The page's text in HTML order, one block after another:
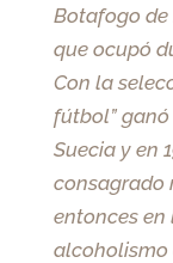
Botafogo de
que ocupó
Con la
fútbol” ganó
Suecia y en
consagrado
entonces en
alcoholismo